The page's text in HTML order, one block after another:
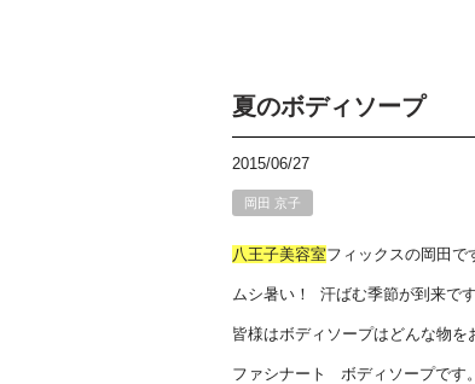
夏のボディソープ
2015/06/27
岡田 京子
八王子美容室フィックスの岡田で
ムシ暑い！ 汗ばむ季節が到来で
皆様はボディソープはどんな物
ファシナート ボディソープです